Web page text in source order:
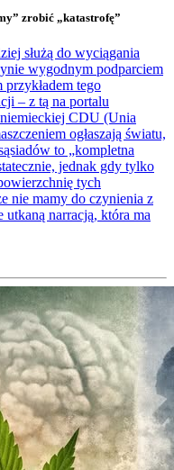
zrobić „katastrofę”
służą do wyciągania
wygodnym podparciem
przykładem tego
– z tą na portalu
CDU (Unia
ogłaszają światu,
to „kompletna
jednak gdy tylko
tych
nie mamy do czynienia z
utkaną narracją, która ma